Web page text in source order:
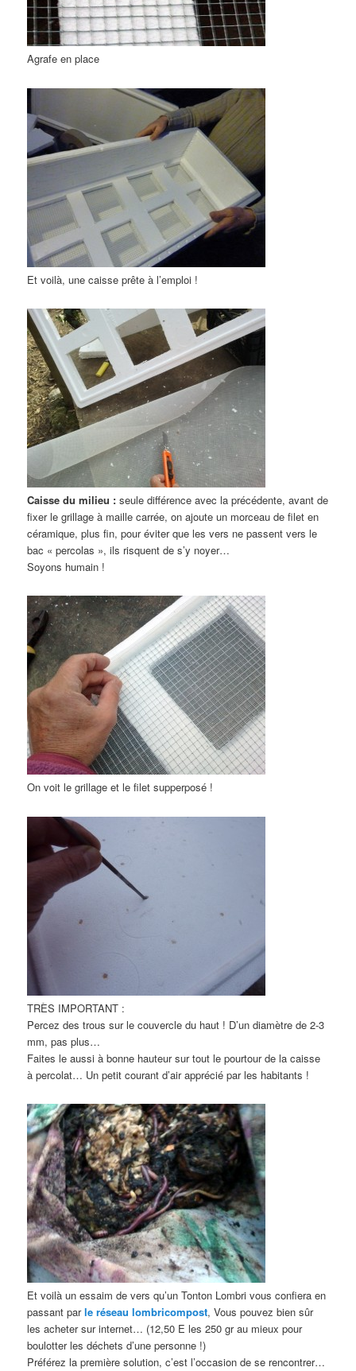
Agrafe en place
Et voilà, une caisse prête à l’emploi !
Caisse du milieu : seule différence avec la précédente, avant de
fixer le grillage à maille carrée, on ajoute un morceau de filet en
céramique, plus fin, pour éviter que les vers ne passent vers le
bac « percolas », ils risquent de s’y noyer…
Soyons humain !
On voit le grillage et le filet supperposé !
TRÈS IMPORTANT :
Percez des trous sur le couvercle du haut ! D’un diamètre de 2-3
mm, pas plus…
Faites le aussi à bonne hauteur sur tout le pourtour de la caisse
à percolat… Un petit courant d’air apprécié par les habitants !
Et voilà un essaim de vers qu’un Tonton Lombri vous confiera en
passant parle réseau lombricompost, Vous pouvez bien sûr
les acheter sur internet… (12,50 E les 250 gr au mieux pour
boulotter les déchets d’une personne !)
Préférez la première solution, c’est l’occasion de se rencontrer…